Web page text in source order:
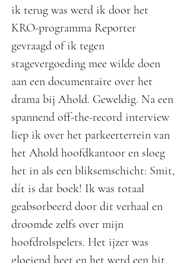
ik terug was werd ik door het
KRO-programma Reporter
gevraagd of ik tegen
stagevergoeding mee wilde doen
aan een documentaire over het
drama bij Ahold. Geweldig. Na een
spannend off-the-record interview
liep ik over het parkeerterrein van
het Ahold hoofdkantoor en sloeg
het in als een bliksemschicht: Smit,
dít is dat boek! Ik was totaal
geabsorbeerd door dit verhaal en
droomde zelfs over mijn
hoofdrolspelers. Het ijzer was
gloeiend heet en het werd een hit.